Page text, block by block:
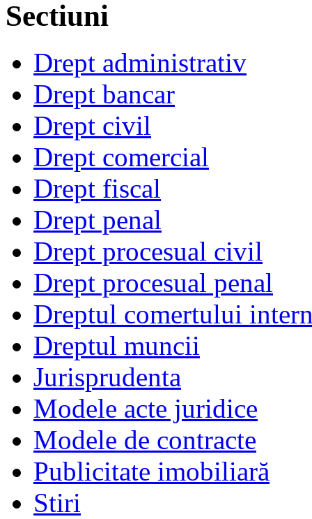
Sectiuni
Drept administrativ
Drept bancar
Drept civil
Drept comercial
Drept fiscal
Drept penal
Drept procesual civil
Drept procesual penal
Dreptul comertului
Dreptul muncii
Jurisprudenta
Modele acte juridice
Modele de contracte
Publicitate imobiliară
Stiri